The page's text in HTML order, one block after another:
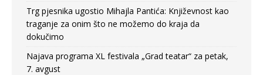
Trg pjesnika ugostio Mihajla Pantića: Književnost kao
traganje za onim što ne možemo do kraja da
dokučimo
Najava programa XL festivala „Grad teatar“ za petak,
7. avgust